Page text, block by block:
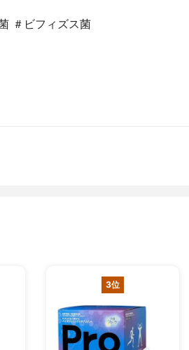
＃ビフィズス菌
3位